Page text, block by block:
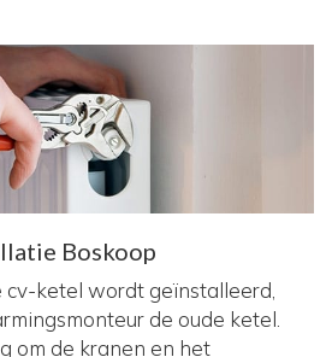
Boskoop
ketel wordt geïnstalleerd,
de oude ketel.
om de kranen en het